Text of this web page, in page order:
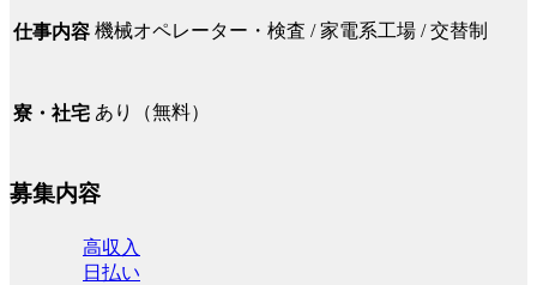
仕事内容 機械オペレーター・検査 / 家電系工場 / 交替制
寮・社宅 あり（無料）
募集内容
高収入
日払い